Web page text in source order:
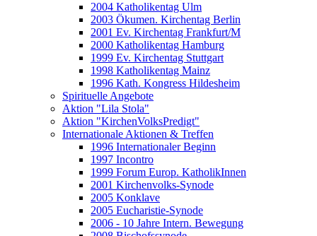
2004 Katholikentag Ulm
2003 Ökumen. Kirchentag Berlin
2001 Ev. Kirchentag Frankfurt/M
2000 Katholikentag Hamburg
1999 Ev. Kirchentag Stuttgart
1998 Katholikentag Mainz
1996 Kath. Kongress Hildesheim
Spirituelle Angebote
Aktion "Lila Stola"
Aktion "KirchenVolksPredigt"
Internationale Aktionen & Treffen
1996 Internationaler Beginn
1997 Incontro
1999 Forum Europ. KatholikInnen
2001 Kirchenvolks-Synode
2005 Konklave
2005 Eucharistie-Synode
2006 - 10 Jahre Intern. Bewegung